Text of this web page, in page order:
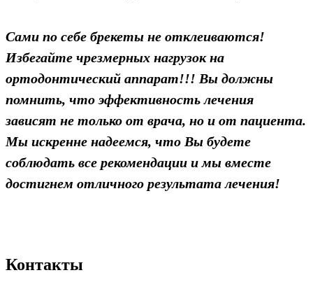
Сами по себе брекеты не отклеиваются!
Избегайте чрезмерных нагрузок на
ортодонтический аппарат!!! Вы должны
помнить, что эффективность лечения
зависят не только от врача, но и от пациента.
Мы искренне надеемся, что Вы будете
соблюдать все рекомендации и мы вместе
достигнем отличного результата лечения!
Контакты